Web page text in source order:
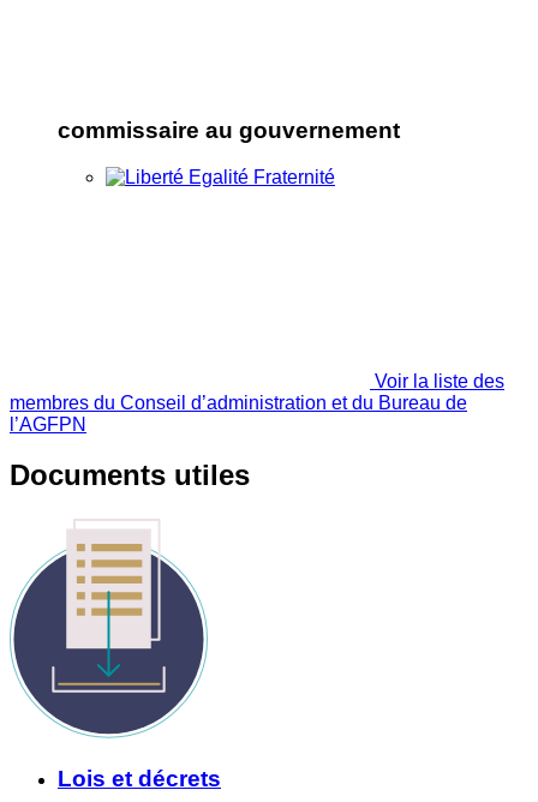
commissaire au gouvernement
Voir la liste des
membres du Conseil d’administration et du Bureau de
l’AGFPN
Documents utiles
Lois et décrets